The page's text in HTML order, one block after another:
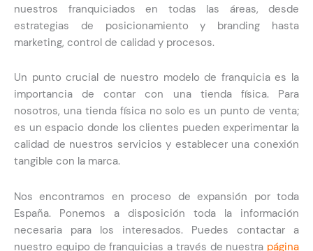
nuestros franquiciados en todas las áreas, desde
estrategias de posicionamiento y branding hasta
marketing, control de calidad y procesos.
Un punto crucial de nuestro modelo de franquicia es la
importancia de contar con una tienda física. Para
nosotros, una tienda física no solo es un punto de venta;
es un espacio donde los clientes pueden experimentar la
calidad de nuestros servicios y establecer una conexión
tangible con la marca.
Nos encontramos en proceso de expansión por toda
España. Ponemos a disposición toda la información
necesaria para los interesados. Puedes contactar a
nuestro equipo de franquicias a través de nuestra página